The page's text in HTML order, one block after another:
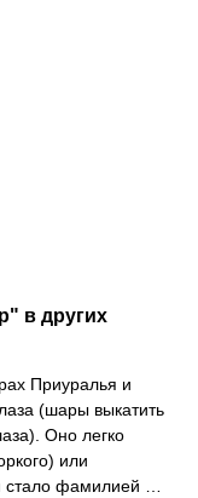
в других
Приуралья и
(шары выкатить
Оно легко
или
стало фамилией …